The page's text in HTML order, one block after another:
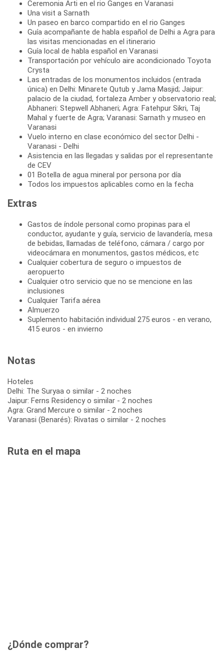
Ceremonia Arti en el rio Ganges en Varanasi
Una visit a Sarnath
Un paseo en barco compartido en el rio Ganges
Guía acompañante de habla español de Delhi a Agra para
las visitas mencionadas en el itinerario
Guía local de habla español en Varanasi
Transportación por vehículo aire acondicionado Toyota
Crysta
Las entradas de los monumentos incluidos (entrada
única) en Delhi: Minarete Qutub y Jama Masjid; Jaipur:
palacio de la ciudad, fortaleza Amber y observatorio real;
Abhaneri: Stepwell Abhaneri; Agra: Fatehpur Sikri, Taj
Mahal y fuerte de Agra; Varanasi: Sarnath y museo en
Varanasi
Vuelo interno en clase económico del sector Delhi -
Varanasi - Delhi
Asistencia en las llegadas y salidas por el representante
de CEV
01 Botella de agua mineral por persona por día
Todos los impuestos aplicables como en la fecha
Extras
Gastos de índole personal como propinas para el
conductor, ayudante y guía, servicio de lavandería, mesa
de bebidas, llamadas de teléfono, cámara / cargo por
videocámara en monumentos, gastos médicos, etc
Cualquier cobertura de seguro o impuestos de
aeropuerto
Cualquier otro servicio que no se mencione en las
inclusiones
Cualquier Tarifa aérea
Almuerzo
Suplemento habitación individual 275 euros - en verano,
415 euros - en invierno
Notas
Hoteles
Delhi: The Suryaa o similar - 2 noches
Jaipur: Ferns Residency o similar - 2 noches
Agra: Grand Mercure o similar - 2 noches
Varanasi (Benarés): Rivatas o similar - 2 noches
Ruta en el mapa
¿Dónde comprar?